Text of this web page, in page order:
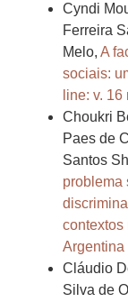
Cyndi
Ferreira
Melo, A
sociais:
line: v.
Choukri
Paes de
Santos
problema
contextos
Argentina
Cláudio
Silva de